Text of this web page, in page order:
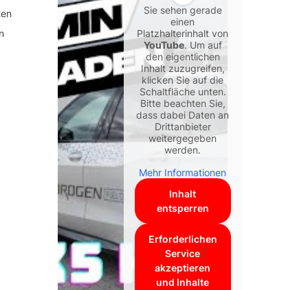
Sie sehen gerade
einen
Platzhalterinhalt von
YouTube. Um auf
den eigentlichen
Inhalt zuzugreifen,
klicken Sie auf die
Schaltfläche unten.
Bitte beachten Sie,
dass dabei Daten an
Drittanbieter
weitergegeben
werden.
Mehr Informationen
Inhalt
entsperren
Erforderlichen
Service
akzeptieren
und Inhalte